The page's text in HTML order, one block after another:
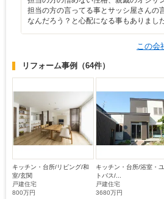
担当の方の言ってる事とサッシ屋さんの
なんだろう？と心配になる事もありまし
この会
リフォーム事例 （64件）
キッチン・台所/リビング/和
室/玄関
戸建住宅
800万円
キッチン・台所/浴室・
トバス/...
戸建住宅
3680万円